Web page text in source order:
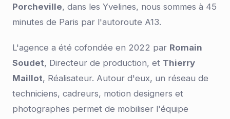
Porcheville, dans les Yvelines, nous sommes à 45
minutes de Paris par l'autoroute A13.
L'agence a été cofondée en 2022 par Romain
Soudet, Directeur de production, et Thierry
Maillot, Réalisateur. Autour d'eux, un réseau de
techniciens, cadreurs, motion designers et
photographes permet de mobiliser l'équipe